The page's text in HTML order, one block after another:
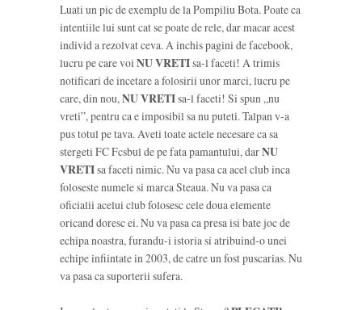
Luati un pic de exemplu de la Pompiliu Bota. Poate ca
intentiile lui sunt cat se poate de rele, dar macar acest
individ a rezolvat ceva. A inchis pagini de facebook,
lucru pe care voi NU VRETIsa-l faceti! A trimis
notificari de incetare a folosirii unor marci, lucru pe
care, din nou,NU VRETIsa-l faceti! Si spun „nu
vreti”, pentru ca e imposibil sa nu puteti. Talpan v-a
pus totul pe tava. Aveti toate actele necesare ca sa
stergeti FC Fcsbul de pe fata pamantului, darNU
VRETIsa faceti nimic. Nu va pasa ca acel club inca
foloseste numele si marca Steaua. Nu va pasa ca
oficialii acelui club folosesc cele doua elemente
oricand doresc ei. Nu va pasa ca presa isi bate joc de
echipa noastra, furandu-i istoria si atribuind-o unei
echipe infiintate in 2003, de catre un fost puscarias. Nu
va pasa ca suporterii sufera.